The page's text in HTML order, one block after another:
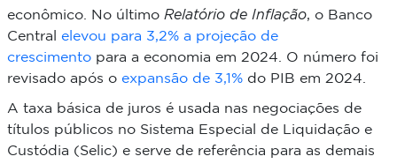
econômico. No último Relatório de Inflação, o Banco
Central elevou para 3,2% a projeção de
crescimentopara a economia em 2024. O número foi
revisado após o expansão de 3,1%do PIB em 2024.
A taxa básica de juros é usada nas negociações de
títulos públicos no Sistema Especial de Liquidação e
Custódia (Selic) e serve de referência para as demais